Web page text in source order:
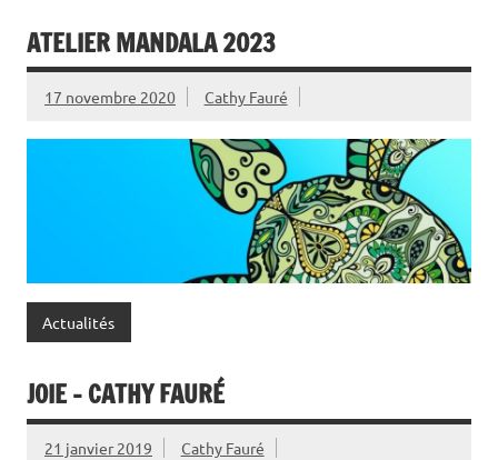
ATELIER MANDALA 2023
17 novembre 2020 Cathy Fauré
Actualités
JOIE – CATHY FAURÉ
21 janvier 2019 Cathy Fauré